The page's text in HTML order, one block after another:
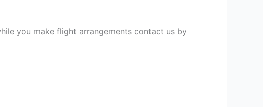
you make flight arrangements contact us by